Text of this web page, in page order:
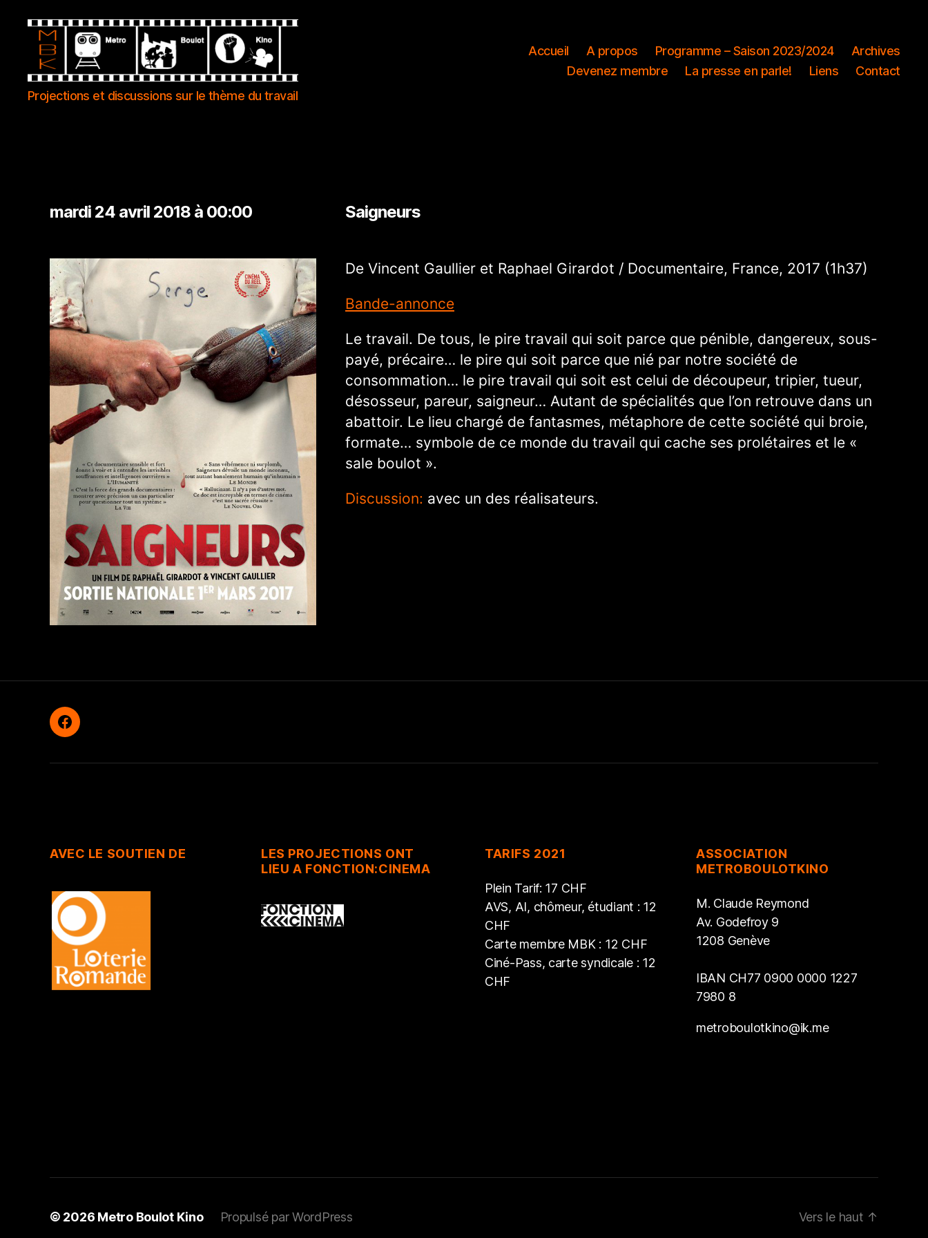
Metro
Boulot
Projections et discussions sur le thème du travail
Accueil A propos Programme – Saison 2023/2024
Archives
Devenez membre
La presse en parle! Liens Contact
mardi 24 avril 2018 à 00:00 Saigneurs
De Vincent Gaullier et Raphael Girardot / Documentaire, France, 2017 (1h37)
Bande-annonce
Le travail. De tous, le pire travail qui soit parce que pénible, dangereux, sous-
payé, précaire… le pire qui soit parce que nié par notre société de
consommation… le pire travail qui soit est celui de découpeur, tripier, tueur,
désosseur, pareur, saigneur… Autant de spécialités que l’on retrouve dans un
abattoir. Le lieu chargé de fantasmes, métaphore de cette société qui broie,
formate… symbole de ce monde du travail qui cache ses prolétaires et le «
sale boulot ».
Discussion: avec un des réalisateurs.
Facebook
AVEC LE SOUTIEN DE
LES PROJECTIONS ONT
LIEU A FONCTION:CINEMA
TARIFS 2021
Plein Tarif: 17 CHF
AVS, AI, chômeur, étudiant : 12
CHF
Carte membre MBK : 12 CHF
Ciné-Pass, carte syndicale : 12
CHF
ASSOCIATION
METROBOULOTKINO
M. Claude Reymond
Av. Godefroy 9
1208 Genève
IBAN CH77 0900 0000 1227
7980 8
metroboulotkino@ik.me
© 2026 Metro Boulot Kino Propulsé par WordPress Vers le haut ↑